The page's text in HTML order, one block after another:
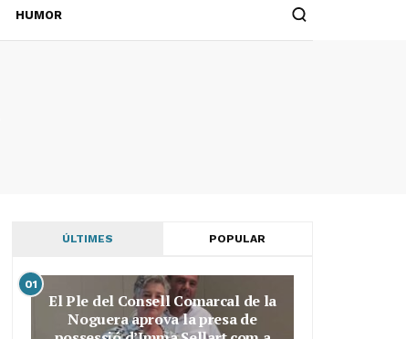
HUMOR
ÚLTIMES POPULAR
01
El Ple del Consell Comarcal de la
Noguera aprova la presa de